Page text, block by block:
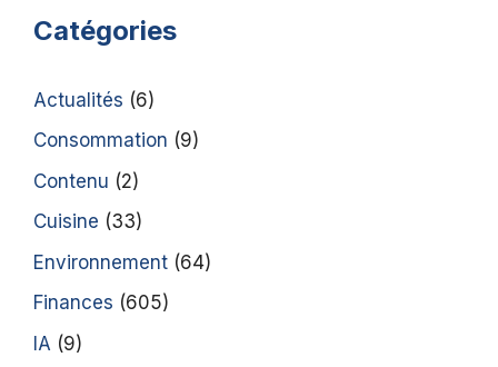
Catégories
Actualités (6)
Consommation (9)
Contenu (2)
Cuisine (33)
Environnement (64)
Finances (605)
IA (9)